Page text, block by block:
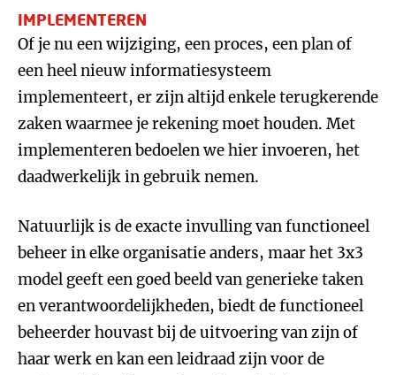
IMPLEMENTEREN
Of je nu een wijziging, een proces, een plan of
een heel nieuw informatiesysteem
implementeert, er zijn altijd enkele terugkerende
zaken waarmee je rekening moet houden. Met
implementeren bedoelen we hier invoeren, het
daadwerkelijk in gebruik nemen.
Natuurlijk is de exacte invulling van functioneel
beheer in elke organisatie anders, maar het 3x3
model geeft een goed beeld van generieke taken
en verantwoordelijkheden, biedt de functioneel
beheerder houvast bij de uitvoering van zijn of
haar werk en kan een leidraad zijn voor de